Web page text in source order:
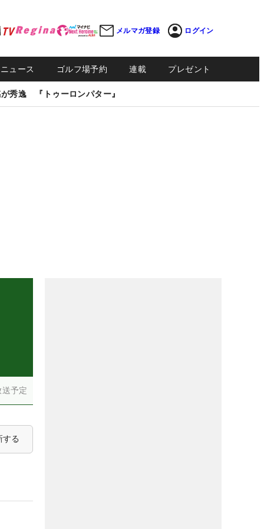
メルマガ登録 ログイン
ュース ゴルフ場予約 連載 プレゼント
秀逸 『トゥーロンパター』
予定
する